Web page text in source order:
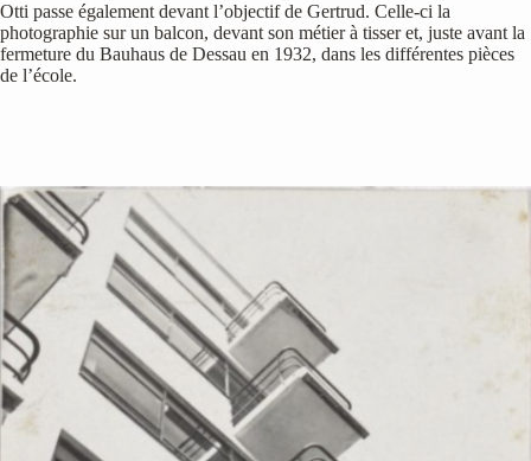
Otti passe également devant l’objectif de Gertrud. Celle-ci la
photographie sur un balcon, devant son métier à tisser et, juste avant la
fermeture du Bauhaus de Dessau en 1932, dans les différentes pièces
de l’école.